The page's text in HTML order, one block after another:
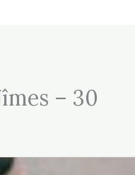
– 30